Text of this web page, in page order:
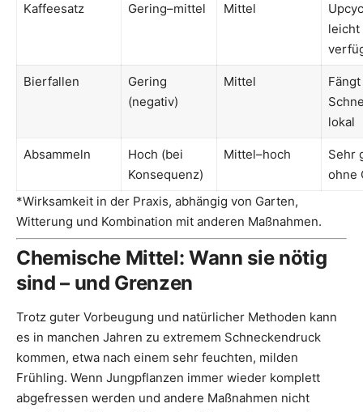
Kaffeesatz Gering–mittel Mittel
leicht
Bierfallen
Gering
(negativ)
Mittel
Fängt
lokal
Absammeln
Hoch (bei
Konsequenz)
Mittel–hoch
Sehr
ohne
*Wirksamkeit in der Praxis, abhängig von Garten,
Witterung und Kombination mit anderen Maßnahmen.
Chemische Mittel: Wann sie nötig
sind – und Grenzen
Trotz guter Vorbeugung und natürlicher Methoden kann
es in manchen Jahren zu extremem Schneckendruck
kommen, etwa nach einem sehr feuchten, milden
Frühling. Wenn Jungpflanzen immer wieder komplett
abgefressen werden und andere Maßnahmen nicht